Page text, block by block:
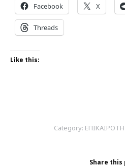
Facebook X
Threads
Like this:
Category:
Share this